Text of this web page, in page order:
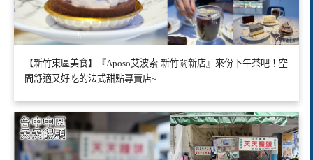
【新竹東區美食】『Aposo艾波索-新竹關新店』來份下午茶吧！空
間舒適又好吃的法式甜點專賣店~